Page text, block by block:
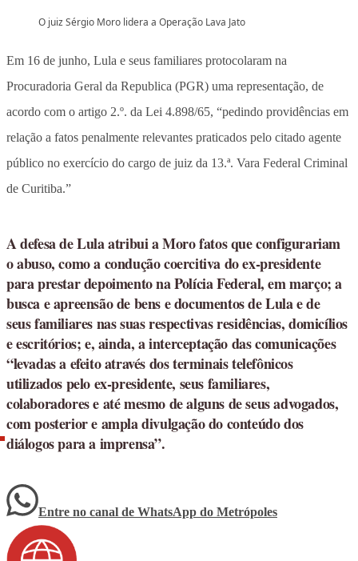
O juiz Sérgio Moro lidera a Operação Lava Jato
Em 16 de junho, Lula e seus familiares protocolaram na
Procuradoria Geral da Republica (PGR) uma representação, de
acordo com o artigo 2.º. da Lei 4.898/65, “pedindo providências em
relação a fatos penalmente relevantes praticados pelo citado agente
público no exercício do cargo de juiz da 13.ª. Vara Federal Criminal
de Curitiba.”
A defesa de Lula atribui a Moro fatos que configurariam
o abuso, como a condução coercitiva do ex-presidente
para prestar depoimento na Polícia Federal, em março; a
busca e apreensão de bens e documentos de Lula e de
seus familiares nas suas respectivas residências, domicílios
e escritórios; e, ainda, a interceptação das comunicações
“levadas a efeito através dos terminais telefônicos
utilizados pelo ex-presidente, seus familiares,
colaboradores e até mesmo de alguns de seus advogados,
com posterior e ampla divulgação do conteúdo dos
diálogos para a imprensa”.
Entre no canal de WhatsApp do Metrópoles